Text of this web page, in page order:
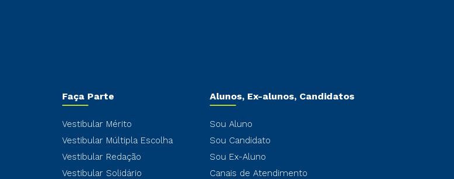
Faça Parte
Vestibular Mérito
Vestibular Múltipla Escolha
Vestibular Redação
Vestibular Solidário
Alunos, Ex-alunos, Candidatos
Sou Aluno
Sou Candidato
Sou Ex-Aluno
Canais de Atendimento